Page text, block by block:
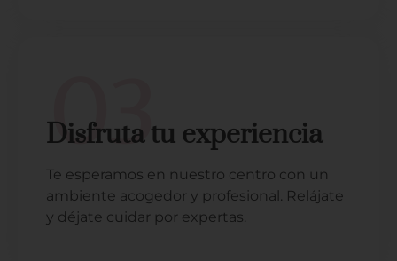
03
Disfruta tu experiencia
Te esperamos en nuestro centro con un
ambiente acogedor y profesional. Relájate
y déjate cuidar por expertas.